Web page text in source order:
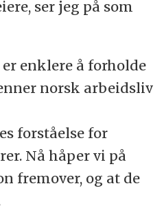
ser jeg på som
enklere å forholde
norsk arbeidsliv
forståelse for
Nå håper vi på
fremover, og at de